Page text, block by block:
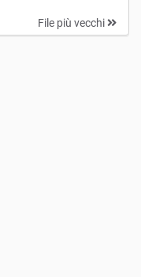
File più vecchi